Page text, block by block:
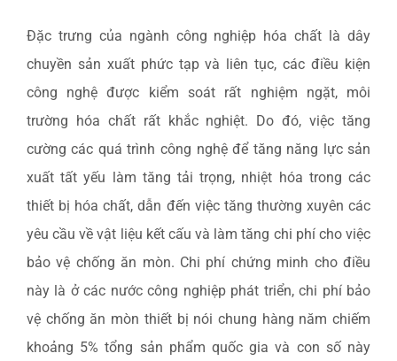
Đặc trưng của ngành công nghiệp hóa chất là dây
chuyền sản xuất phức tạp và liên tục, các điều kiện
công nghệ được kiểm soát rất nghiệm ngặt, môi
trường hóa chất rất khắc nghiệt. Do đó, việc tăng
cường các quá trình công nghệ để tăng năng lực sản
xuất tất yếu làm tăng tải trọng, nhiệt hóa trong các
thiết bị hóa chất, dẫn đến việc tăng thường xuyên các
yêu cầu về vật liệu kết cấu và làm tăng chi phí cho việc
bảo vệ chống ăn mòn. Chi phí chứng minh cho điều
này là ở các nước công nghiệp phát triển, chi phí bảo
vệ chống ăn mòn thiết bị nói chung hàng năm chiếm
khoảng 5% tổng sản phẩm quốc gia và con số này